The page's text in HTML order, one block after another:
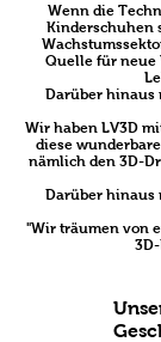
Wenn die
Kinderschuhen
Quelle für neue
Darüber hinaus
Wir haben LV3D
diese
nämlich den 3D-
Darüber hinaus
"Wir träumen von